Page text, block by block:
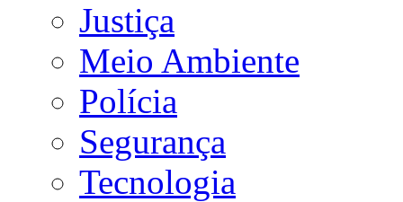
Justiça
Meio Ambiente
Polícia
Segurança
Tecnologia